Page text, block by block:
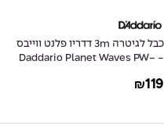
כבל לגיטרה 3m דדריו פלנט ווייבס
- Daddario Planet Waves PW-
₪119